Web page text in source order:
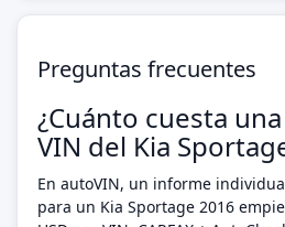
Preguntas frecuentes
¿Cuánto cuesta
VIN del Kia
En autoVIN, un informe
para un Kia Sportage 2016